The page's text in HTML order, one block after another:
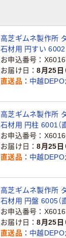
高芝ギムネ製作所
石材用 円すい 6002
お申込番号
お届け日
8月25日
直送品
中越DEPO
高芝ギムネ製作所
石材用 円柱 6001（
お申込番号
お届け日
8月25日
直送品
中越DEPO
高芝ギムネ製作所
石材用 円盤 6005（
お申込番号
お届け日
8月25日
直送品
中越DEPO